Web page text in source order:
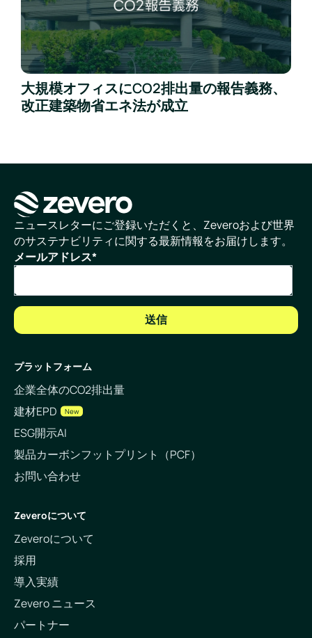
大規模オフィスにCO2排出量の報告義務、
改正建築物省エネ法が成立
ホームページ
ニュースレターにご登録いただくと、Zeveroおよび世界
のサステナビリティに関する最新情報をお届けします。
メールアドレス*
プラットフォーム
企業全体のCO2排出量
建材EPD
New
ESG開示AI
製品カーボンフットプリント（PCF）
お問い合わせ
Zeveroについて
Zeveroについて
採用
導入実績
Zevero ニュース
パートナー